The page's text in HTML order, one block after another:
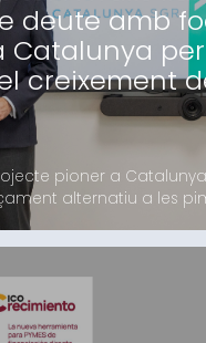
deute amb
Catalunya per
creixement
pioner a
alternatiu a les
Avalis i Kenta Capital
compta amb el suport
offices com
fons, que
a 4 milions d’euros en